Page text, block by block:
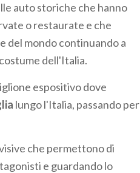
auto storiche che hanno
o restaurate e che
del mondo continuando a
dell'Italia.
espositivo dove
lungo l'Italia, passando per
che permettono di
e guardando lo